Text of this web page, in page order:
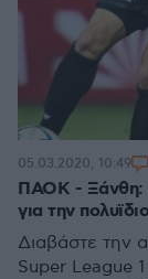
ΠΑΟΚ - Ξάνθη:
για την
Διαβάστε την
Super League
05.03.2020, 10:49